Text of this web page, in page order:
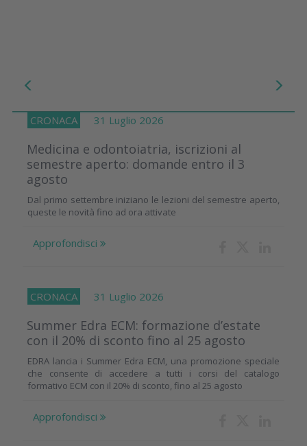
CRONACA 31 Luglio 2026
Medicina e odontoiatria, iscrizioni al
semestre aperto: domande entro il 3
agosto
Dal primo settembre iniziano le lezioni del semestre aperto,
queste le novità fino ad ora attivate
Approfondisci
CRONACA 31 Luglio 2026
Summer Edra ECM: formazione d’estate
con il 20% di sconto fino al 25 agosto
EDRA lancia i Summer Edra ECM, una promozione speciale
che consente di accedere a tutti i corsi del catalogo
formativo ECM con il 20% di sconto, fino al 25 agosto
Approfondisci